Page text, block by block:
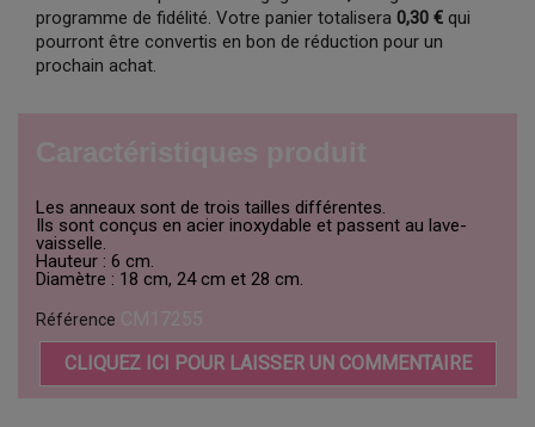
programme de fidélité. Votre panier totalisera 0,30 € qui
pourront être convertis en bon de réduction pour un
prochain achat.
Les anneaux sont de trois tailles différentes.
Ils sont conçus en acier inoxydable et passent au lave-
vaisselle.
Hauteur : 6 cm.
Diamètre : 18 cm, 24 cm et 28 cm.
Référence
CLIQUEZ ICI POUR LAISSER UN COMMENTAIRE